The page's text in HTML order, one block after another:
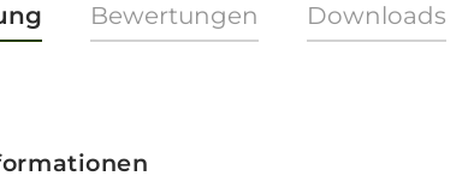
Bewertungen Downloads